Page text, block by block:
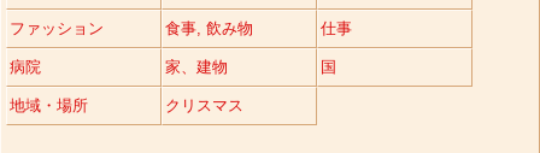
ファッション 食事, 飲み物 仕事
病院 家、建物 国
地域・場所 クリスマス